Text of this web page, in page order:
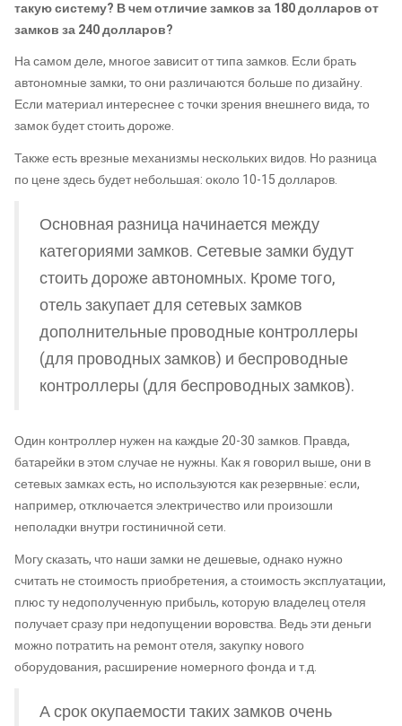
такую систему? В чем отличие замков за 180 долларов от
замков за 240 долларов?
На самом деле, многое зависит от типа замков. Если брать
автономные замки, то они различаются больше по дизайну.
Если материал интереснее с точки зрения внешнего вида, то
замок будет стоить дороже.
Также есть врезные механизмы нескольких видов. Но разница
по цене здесь будет небольшая: около 10-15 долларов.
Основная разница начинается между
категориями замков. Сетевые замки будут
стоить дороже автономных. Кроме того,
отель закупает для сетевых замков
дополнительные проводные контроллеры
(для проводных замков) и беспроводные
контроллеры (для беспроводных замков).
Один контроллер нужен на каждые 20-30 замков. Правда,
батарейки в этом случае не нужны. Как я говорил выше, они в
сетевых замках есть, но используются как резервные: если,
например, отключается электричество или произошли
неполадки внутри гостиничной сети.
Могу сказать, что наши замки не дешевые, однако нужно
считать не стоимость приобретения, а стоимость эксплуатации,
плюс ту недополученную прибыль, которую владелец отеля
получает сразу при недопущении воровства. Ведь эти деньги
можно потратить на ремонт отеля, закупку нового
оборудования, расширение номерного фонда и т.д.
А срок окупаемости таких замков очень